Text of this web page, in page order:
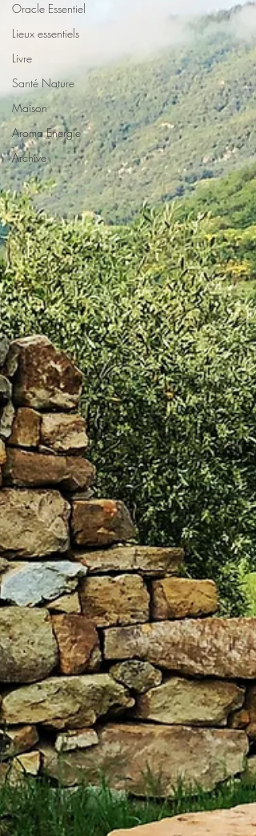
Oracle Essentiel
Lieux essentiels
Livre
Santé Nature
Maison
Aroma Energie
Archive